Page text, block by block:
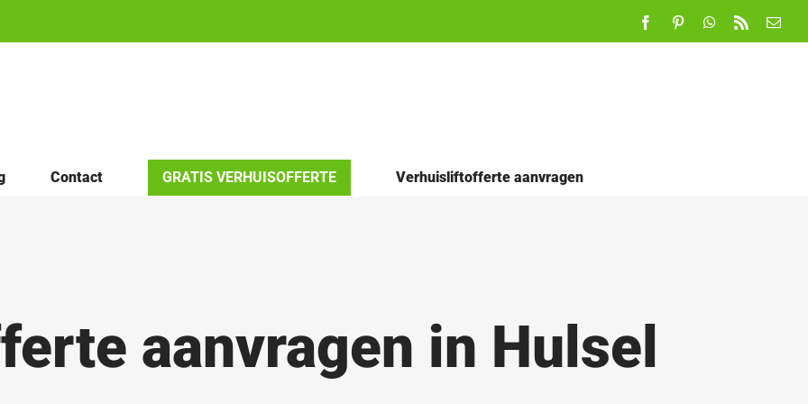
FacebookPinterestWhatsApp
Rss
E-
Contact GRATIS VERHUISOFFERTE Verhuisliftofferte aanvragen
aanvragen in Hulsel